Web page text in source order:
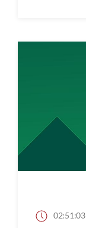
02:51:03